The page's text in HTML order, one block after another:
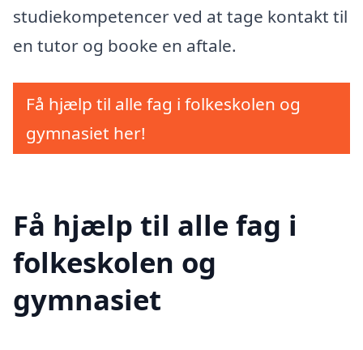
studiekompetencer ved at tage kontakt til
en tutor og booke en aftale.
Få hjælp til alle fag i folkeskolen og
gymnasiet her!
Få hjælp til alle fag i
folkeskolen og
gymnasiet